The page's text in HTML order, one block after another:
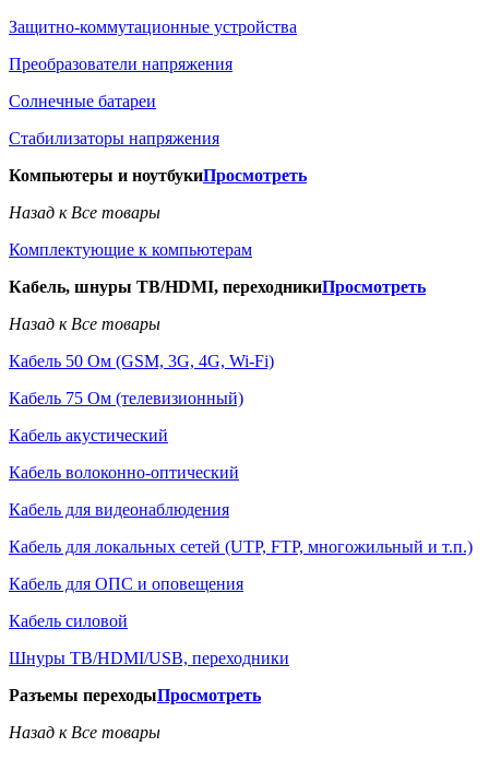
Защитно-коммутационные устройства
Преобразователи напряжения
Солнечные батареи
Стабилизаторы напряжения
Компьютеры и ноутбукиПросмотреть
Назад к Все товары
Комплектующие к компьютерам
Кабель, шнуры ТВ/HDMI, переходникиПросмотреть
Назад к Все товары
Кабель 50 Ом (GSM, 3G, 4G, Wi-Fi)
Кабель 75 Ом (телевизионный)
Кабель акустический
Кабель волоконно-оптический
Кабель для видеонаблюдения
Кабель для локальных сетей (UTP, FTP, многожильный и т.п.)
Кабель для ОПС и оповещения
Кабель силовой
Шнуры ТВ/HDMI/USB, переходники
Разъемы переходыПросмотреть
Назад к Все товары